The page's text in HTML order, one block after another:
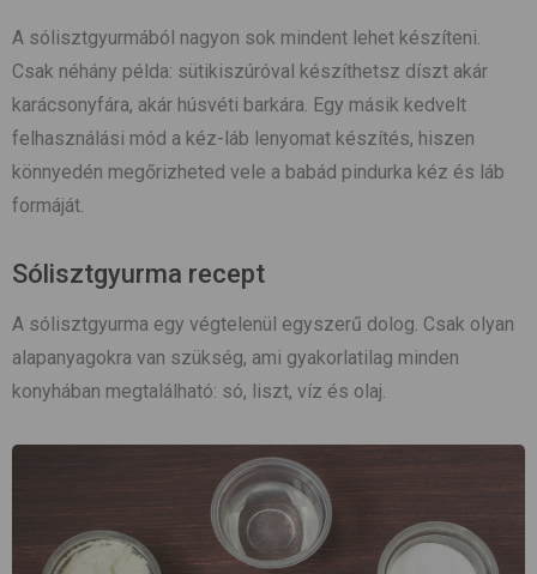
A sólisztgyurmából nagyon sok mindent lehet készíteni.
Csak néhány példa: sütikiszúróval készíthetsz díszt akár
karácsonyfára, akár húsvéti barkára. Egy másik kedvelt
felhasználási mód a kéz-láb lenyomat készítés, hiszen
könnyedén megőrizheted vele a babád pindurka kéz és láb
formáját.
Sólisztgyurma recept
A sólisztgyurma egy végtelenül egyszerű dolog. Csak olyan
alapanyagokra van szükség, ami gyakorlatilag minden
konyhában megtalálható: só, liszt, víz és olaj.